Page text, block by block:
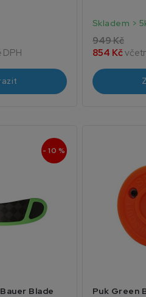
Skladem >
949 Kč
854 Kč
- 10 %
Blade
Puk Green